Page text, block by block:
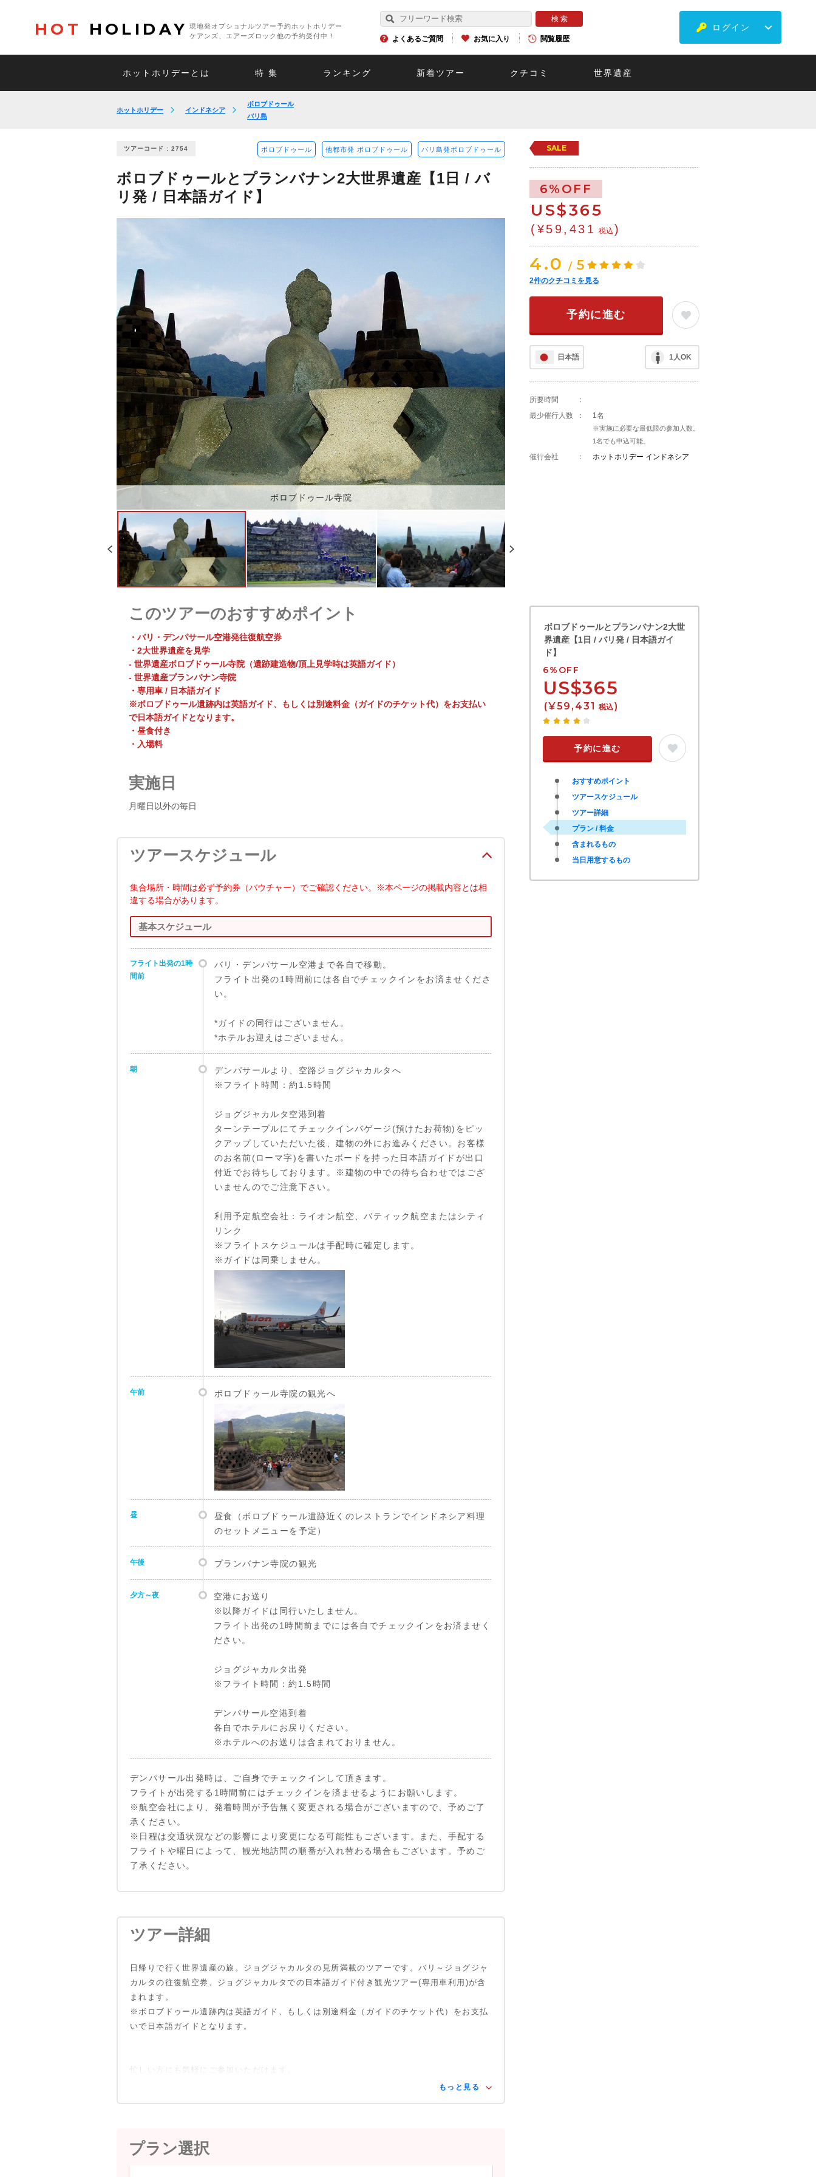
HOT HOLIDAY
現地発オプショナルツアー予約ホットホリデー
ケアンズ、エアーズロック他の予約受付中！
よくあるご質問 お気に入り 閲覧履歴
ログイン
ホットホリデーとは 特 集 ランキング 新着ツアー クチコミ 世界遺産
ホットホリデー インドネシア
ボロブドゥール
バリ島
ツアーコード : 2754 ボロブドゥール 他都市発 ボロブドゥール バリ島発ボロブドゥール
ボロブドゥールとプランバナン2大世界遺産【1日 / バ
リ発 / 日本語ガイド】
ボロブドゥール寺院
SALE
6%OFF
US$365
(¥59,431 税込 )
4.0 / 5
2件のクチコミを見る
予約に進む
日本語 1人OK
所要時間
：
最少催行人数
： 1名
※実施に必要な最低限の参加人数。
1名でも申込可能。
催行会社 ： ホットホリデー インドネシア
このツアーのおすすめポイント
・バリ・デンパサール空港発往復航空券
・2大世界遺産を見学
- 世界遺産ボロブドゥール寺院（遺跡建造物/頂上見学時は英語ガイド）
- 世界遺産プランバナン寺院
・専用車 / 日本語ガイド
※ボロブドゥール遺跡内は英語ガイド、もしくは別途料金（ガイドのチケット代）をお支払い
で日本語ガイドとなります。
・昼食付き
・入場料
実施日
月曜日以外の毎日
ツアースケジュール
集合場所・時間は必ず予約券（バウチャー）でご確認ください。※本ページの掲載内容とは相
違する場合があります。
基本スケジュール
フライト出発の1時
間前
バリ・デンパサール空港まで各自で移動。
フライト出発の1時間前には各自でチェックインをお済ませくださ
い。
*ガイドの同行はございません。
*ホテルお迎えはございません。
朝
デンパサールより、空路ジョグジャカルタへ
※フライト時間：約1.5時間
ジョグジャカルタ空港到着
ターンテーブルにてチェックインバゲージ(預けたお荷物)をピッ
クアップしていただいた後、建物の外にお進みください。お客様
のお名前(ローマ字)を書いたボードを持った日本語ガイドが出口
付近でお待ちしております。※建物の中での待ち合わせではござ
いませんのでご注意下さい。
利用予定航空会社：ライオン航空、バティック航空またはシティ
リンク
※フライトスケジュールは手配時に確定します。
※ガイドは同乗しません。
午前 ボロブドゥール寺院の観光へ
昼
昼食（ボロブドゥール遺跡近くのレストランでインドネシア料理
のセットメニューを予定）
午後 プランバナン寺院の観光
夕方～夜
空港にお送り
※以降ガイドは同行いたしません。
フライト出発の1時間前までには各自でチェックインをお済ませく
ださい。
ジョグジャカルタ出発
※フライト時間：約1.5時間
デンパサール空港到着
各自でホテルにお戻りください。
※ホテルへのお送りは含まれておりません。
デンパサール出発時は、ご自身でチェックインして頂きます。
フライトが出発する1時間前にはチェックインを済ませるようにお願いします。
※航空会社により、発着時間が予告無く変更される場合がございますので、予めご了
承ください。
※日程は交通状況などの影響により変更になる可能性もございます。また、手配する
フライトや曜日によって、観光地訪問の順番が入れ替わる場合もございます。予めご
了承ください。
ツアー詳細
日帰りで行く世界遺産の旅。ジョグジャカルタの見所満載のツアーです。バリ～ジョグジャ
カルタの往復航空券、ジョグジャカルタでの日本語ガイド付き観光ツアー(専用車利用)が含
まれます。
※ボロブドゥール遺跡内は英語ガイド、もしくは別途料金（ガイドのチケット代）をお支払
いで日本語ガイドとなります。
忙しい方にも気軽にご参加いただけます。
もっと見る
プラン選択
ボロブドゥールとプランバナン2大世
界遺産【1日 / バリ発 / 日本語ガイ
ド】
6%OFF
US$365
(¥59,431 税込)
予約に進む
おすすめポイント
ツアースケジュール
ツアー詳細
プラン / 料金
含まれるもの
当日用意するもの